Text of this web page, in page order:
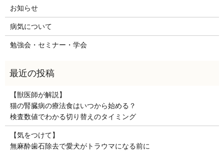
お知らせ
病気について
勉強会・セミナー・学会
【獣医師が解説】
猫の腎臓病の療法食はいつから始める？
検査数値でわかる切り替えのタイミング
【気をつけて】
無麻酔歯石除去で愛犬がトラウマになる前に